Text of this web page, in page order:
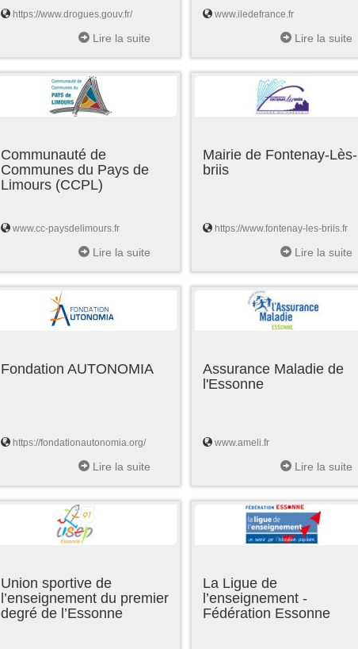
https://www.drogues.gouv.fr/
Lire la suite
www.iledefrance.fr
Lire la suite
Communauté de
Communes du Pays de
Limours (CCPL)
www.cc-paysdelimours.fr
Lire la suite
Mairie de Fontenay-Lès-
briis
https://www.fontenay-les-briis.fr
Lire la suite
Fondation AUTONOMIA
https://fondationautonomia.org/
Lire la suite
Assurance Maladie de
l'Essonne
www.ameli.fr
Lire la suite
Union sportive de
l’enseignement du premier
degré de l’Essonne
La Ligue de
l’enseignement -
Fédération Essonne